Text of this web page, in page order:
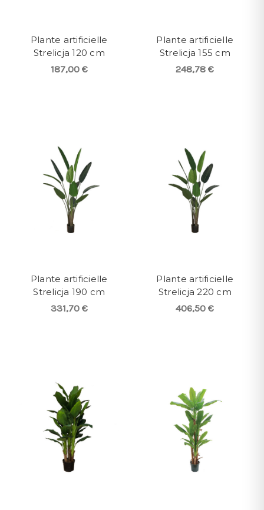
Plante artificielle
Strelicja 120 cm
187,00 €
Plante artificielle
Strelicja 155 cm
248,78 €
Plante artificielle
Strelicja 190 cm
331,70 €
Plante artificielle
Strelicja 220 cm
406,50 €